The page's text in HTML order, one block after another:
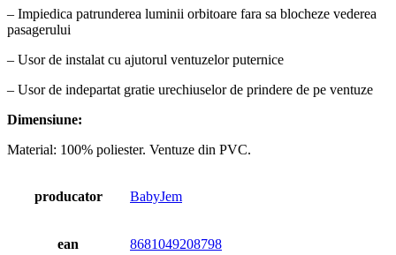
– Impiedica patrunderea luminii orbitoare fara sa blocheze vederea
pasagerului
– Usor de instalat cu ajutorul ventuzelor puternice
– Usor de indepartat gratie urechiuselor de prindere de pe ventuze
Dimensiune:
Material: 100% poliester. Ventuze din PVC.
producator BabyJem
ean 8681049208798